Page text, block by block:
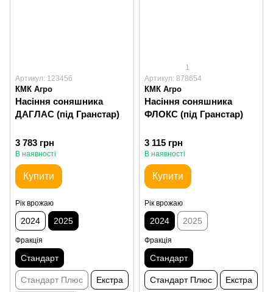
Артикул: 123456
КМК Агро
Насіння соняшника
ДАГЛАС (під Гранстар)
3 783 грн
В наявності
Купити
Рік врожаю
2024 2025
Фракція
Стандарт
Стандарт Плюс Екстра
1
Артикул: 878654
КМК Агро
Насіння соняшника
ФЛОКС (під Гранстар)
3 115 грн
В наявності
Купити
Рік врожаю
2024 2025
Фракція
Стандарт
Стандарт Плюс Екстра